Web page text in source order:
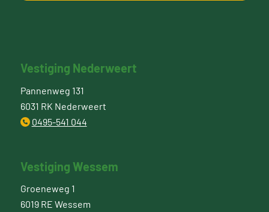
Vestiging Nederweert
Pannenweg 131
6031 RK Nederweert
0495-541 044
Vestiging Wessem
Groeneweg 1
6019 RE Wessem